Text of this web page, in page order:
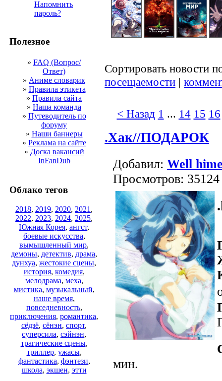
Напомнить
пароль?
Полезное
» FAQ (Вопрос/
Ответ)
» Аниме словарик
» Правила этикета
» Правила сайта
» Наша команда
» Путеводитель по
форуму
» Наши баннеры
» Реклама на сайте
» Доска вакансий
InFanDub
Облако тегов
2018, 2019, 2020, 2021 ,
2022, 2023, 2024, 2025,
Южная Корея, ангст,
боевые искусства,
вымышленный мир,
демоны, детектив, драма,
дунхуа, жестокие сцены,
история, комедия,
мелодрама, меха,
мистика, музыкальный,
наше время,
повседневность,
приключения, романтика,
сёдзё, сёнэн, спорт,
суперсила, сэйнэн,
трагические сцены,
триллер, ужасы,
фантастика, фэнтези,
школа, экшен, этти
Сортировать новости
посещаемости |
< Назад 1 ... 14 15 16
.Хак//ПОДАРОК
Добавил: Well
Просмотров: 35124
мин.